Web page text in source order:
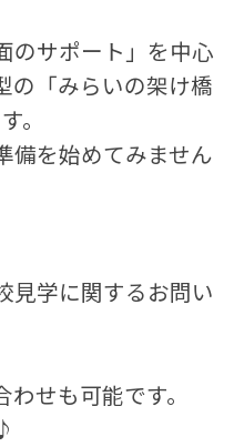
のサポート」を中心
の「みらいの架け橋
。
備を始めてみません
見学に関するお問い
せも可能です。